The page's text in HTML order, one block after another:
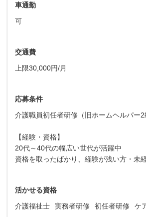
車通勤
可
交通費
上限30,000円/月
応募条件
介護職員初任者研修（旧ホームヘルパー
【経験・資格】
20代～40代の幅広い世代が活躍中
資格を取ったばかり、経験が浅い方・未
活かせる資格
介護福祉士
実務者研修 初任者研修 ケ